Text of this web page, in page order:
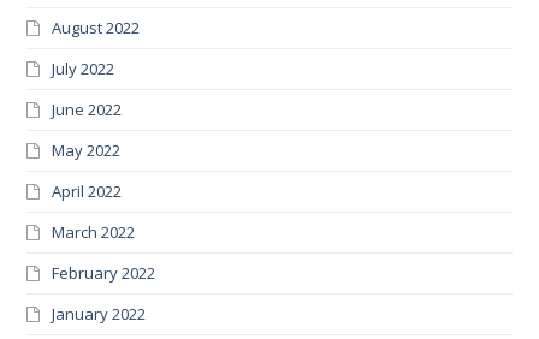
August 2022
July 2022
June 2022
May 2022
April 2022
March 2022
February 2022
January 2022